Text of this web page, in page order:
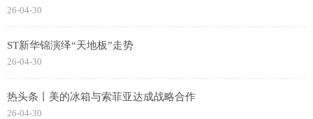
26-04-30
ST新华锦演绎“天地板”走势
26-04-30
热头条丨美的冰箱与索菲亚达成战略合作
26-04-30